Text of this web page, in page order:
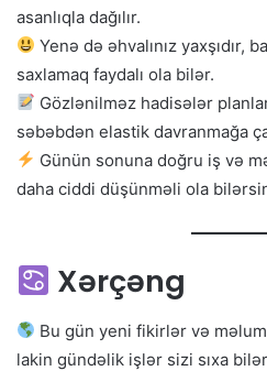
asanlıqla dağılır.
Yenə də əhvalınız yaxşıdır,
saxlamaq faydalı ola bilər.
Gözlənilməz hadisələr
səbəbdən elastik davranmağa
Günün sonuna doğru iş və
daha ciddi düşünməli ola
Xərçəng
Bu gün yeni fikirlər və
lakin gündəlik işlər sizi sıxa